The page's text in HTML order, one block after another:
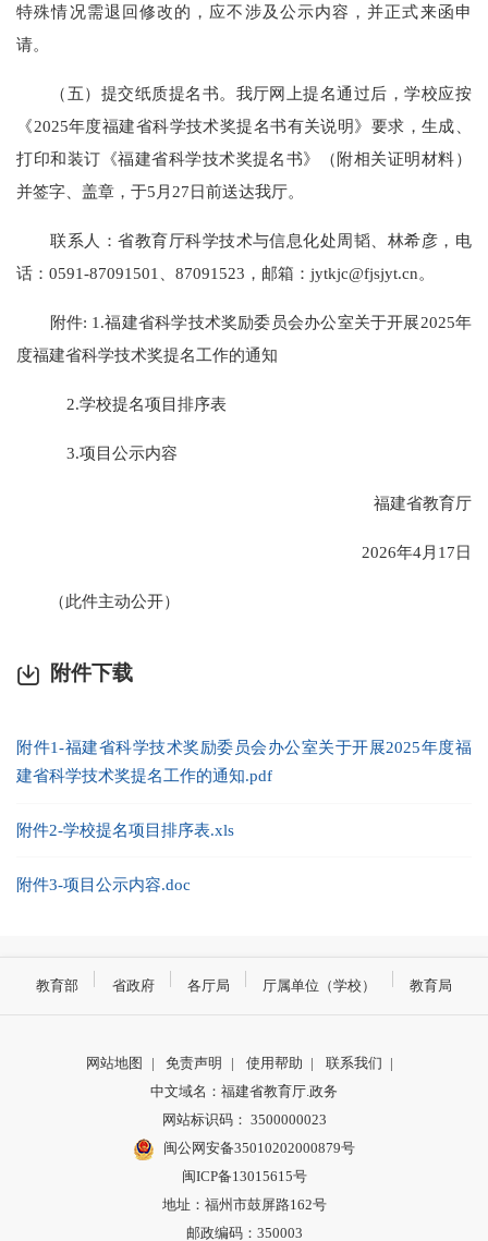
特殊情况需退回修改的，应不涉及公示内容，并正式来函申
请。
（五）提交纸质提名书。我厅网上提名通过后，学校应按
《2025年度福建省科学技术奖提名书有关说明》要求，生成、
打印和装订《福建省科学技术奖提名书》（附相关证明材料）
并签字、盖章，于5月27日前送达我厅。
联系人：省教育厅科学技术与信息化处周韬、林希彦，电
话：0591-87091501、87091523，邮箱：jytkjc@fjsjyt.cn。
附件: 1.福建省科学技术奖励委员会办公室关于开展2025年
度福建省科学技术奖提名工作的通知
2.学校提名项目排序表
3.项目公示内容
福建省教育厅
2026年4月17日
（此件主动公开）
附件下载
附件1-福建省科学技术奖励委员会办公室关于开展2025年度福
建省科学技术奖提名工作的通知.pdf
附件2-学校提名项目排序表.xls
附件3-项目公示内容.doc
教育部 省政府 各厅局 厅属单位（学校） 教育局
网站地图 | 免责声明 | 使用帮助 | 联系我们 |
中文域名：福建省教育厅.政务
网站标识码： 3500000023
闽公网安备35010202000879号
闽ICP备13015615号
地址：福州市鼓屏路162号
邮政编码：350003